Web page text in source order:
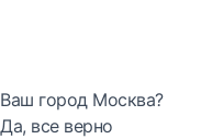
Ваш город Москва?
Да, все верно